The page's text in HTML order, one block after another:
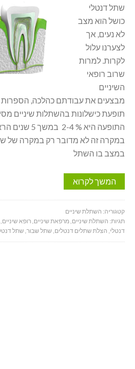
שתל דנטלי
כושל הוא מצב
לא נעים, אך
לצערנו עלול
לקרות. למרות
שרוב רופאי
השיניים
מבצעים את עבודתם כהלכה, הספרות
תופעת כישלונות בהשתלות שיניים
התופעה היא %
במקרה זה לא מדובר רק במקרה של
במצב בו השתל
המשך לקרוא
קטגוריה: השתלת שיניים
תגיות: השתלת שיניים,מרפאת שיניים,רופא שיניים,
דנטלי, הצלת שתלים דנטלים, שתל שבור,שתל